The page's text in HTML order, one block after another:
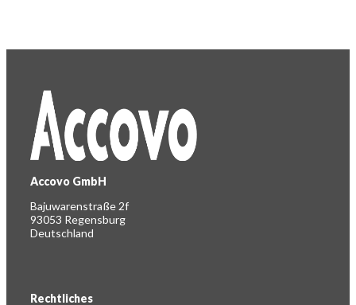
Accovo GmbH
Bajuwarenstraße 2f
93053 Regensburg
Deutschland
Rechtliches